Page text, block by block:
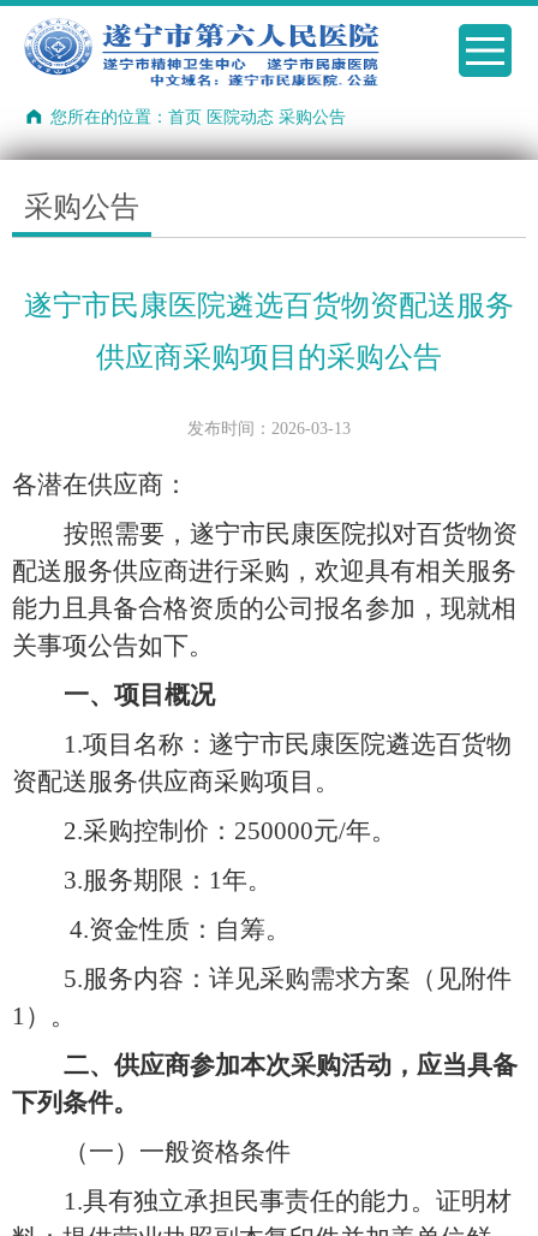
您所在的位置：首页 医院动态 采购公告
采购公告
遂宁市民康医院遴选百货物资配送服务
供应商采购项目的采购公告
发布时间：2026-03-13
各潜在供应商：
按照需要，遂宁市民康医院拟对百货物资
配送服务供应商进行采购，欢迎具有相关服务
能力且具备合格资质的公司报名参加，现就相
关事项公告如下。
一、项目概况
1.项目名称： 遂宁市民康医院遴选百货物
资配送服务供应商采购项目。
2.采购控制价：250000元/年。
3.服务期限：1年。
4.资金性质：自筹。
5.服务内容：详见采购需求方案（见附件
1）。
二、 供应商参加本次采购活动，应当具备
下列条件。
（一）一般资格条件
1.具有独立承担民事责任的能力。证明材